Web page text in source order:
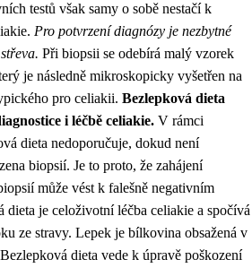
testů však samy o sobě nestačí k
Pro potvrzení diagnózy je nezbytné
Při biopsii se odebírá malý vzorek
je následně mikroskopicky vyšetřen na
pro celiakii. Bezlepková dieta
i léčbě celiakie. V rámci
dieta nedoporučuje, dokud není
biopsií. Je to proto, že zahájení
může vést k falešně negativním
dieta je celoživotní léčba celiakie a spočívá
ze stravy. Lepek je bílkovina obsažená v
dieta vede k úpravě poškození